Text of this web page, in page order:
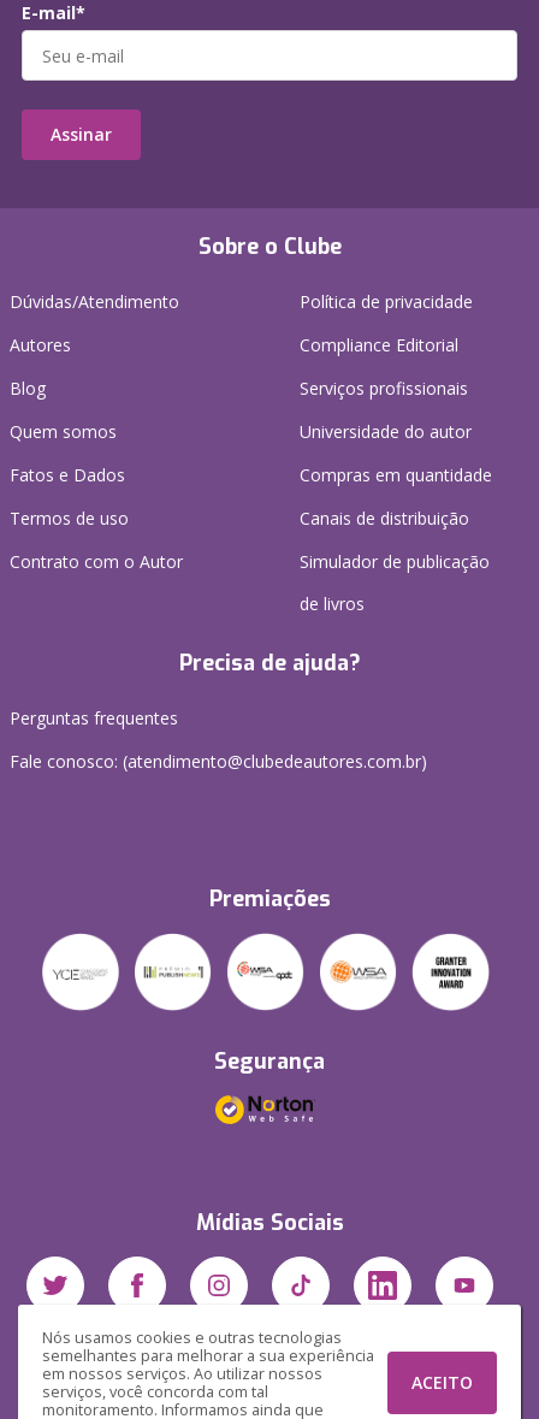
Nós usamos cookies e outras tecnologias
semelhantes para melhorar a sua experiência
em nossos serviços. Ao utilizar nossos
serviços, você concorda com tal
monitoramento. Informamos ainda que
ACEITO
Sobre o Clube
Dúvidas/Atendimento
Autores
Blog
Quem somos
Fatos e Dados
Termos de uso
Contrato com o Autor
Política de privacidade
Compliance Editorial
Serviços profissionais
Universidade do autor
Compras em quantidade
Canais de distribuição
Simulador de publicação
de livros
Precisa de ajuda?
Perguntas frequentes
Fale conosco: (atendimento@clubedeautores.com.br)
Premiações
Segurança
Mídias Sociais
E-mail*
Assinar